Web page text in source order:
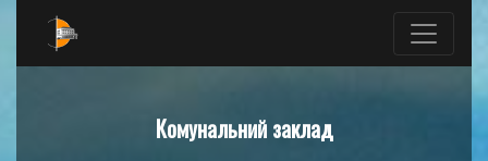
Комунальний заклад